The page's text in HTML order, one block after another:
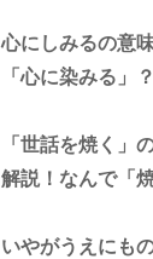
心にしみるの意
「心に染みる」
「世話を焼く」
解説！なんで「
いやがうえにも